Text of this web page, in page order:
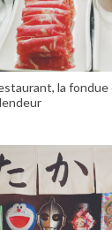
la fondue